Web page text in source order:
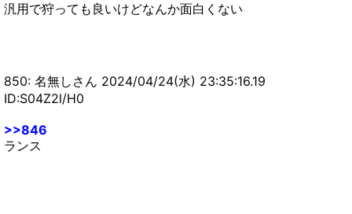
汎用で狩っても良いけどなんか面白くない
850: 名無しさん 2024/04/24(水) 23:35:16.19
ID:S04Z2l/H0
>>846
ランス